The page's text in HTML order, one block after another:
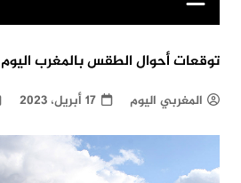
توقعات أحوال الطقس بالمغرب اليوم الإثنين 17
المغربي اليوم 17 أبريل، 2023